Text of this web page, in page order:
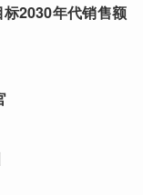
2030年代销售额